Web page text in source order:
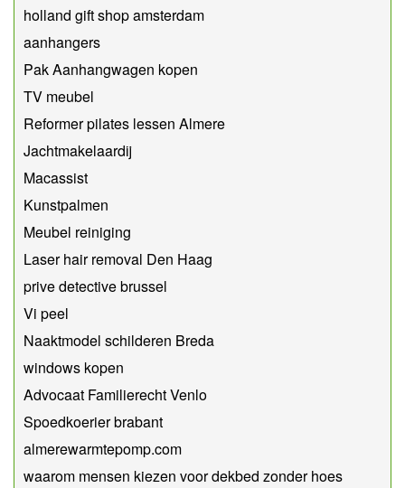
holland gift shop amsterdam
aanhangers
Pak Aanhangwagen kopen
TV meubel
Reformer pilates lessen Almere
Jachtmakelaardij
Macassist
Kunstpalmen
Meubel reiniging
Laser hair removal Den Haag
prive detective brussel
Vi peel
Naaktmodel schilderen Breda
windows kopen
Advocaat Familierecht Venlo
Spoedkoerier brabant
almerewarmtepomp.com
waarom mensen kiezen voor dekbed zonder hoes